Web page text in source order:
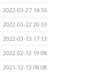
2022-03-27 14:36
2022-03-22 20:33
2022-03-13 17:13
2022-02-12 19:08
2021-12-13 08:08